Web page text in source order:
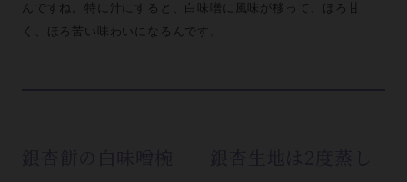
んですね。特に汁にすると、白味噌に風味が移って、ほろ甘
く、ほろ苦い味わいになるんです。